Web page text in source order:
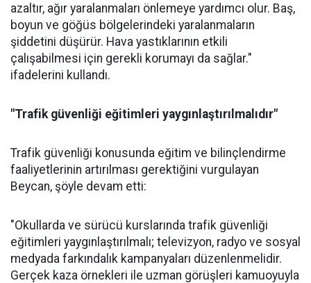
azaltır, ağır yaralanmaları önlemeye yardımcı olur. Baş,
boyun ve göğüs bölgelerindeki yaralanmaların
şiddetini düşürür. Hava yastıklarının etkili
çalışabilmesi için gerekli korumayı da sağlar."
ifadelerini kullandı.
"Trafik güvenliği eğitimleri yaygınlaştırılmalıdır"
Trafik güvenliği konusunda eğitim ve bilinçlendirme
faaliyetlerinin artırılması gerektiğini vurgulayan
Beycan, şöyle devam etti:
"Okullarda ve sürücü kurslarında trafik güvenliği
eğitimleri yaygınlaştırılmalı; televizyon, radyo ve sosyal
medyada farkındalık kampanyaları düzenlenmelidir.
Gerçek kaza örnekleri ile uzman görüşleri kamuoyuyla